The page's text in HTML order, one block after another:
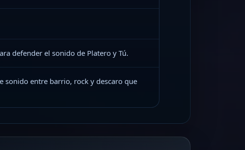
defender el sonido de Platero y Tú.
sonido entre barrio, rock y descaro que